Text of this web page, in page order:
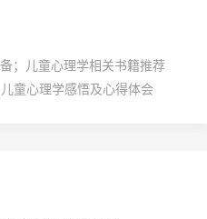
；儿童心理学相关书籍推荐
童心理学感悟及心得体会